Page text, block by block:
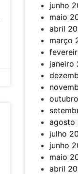
junho
maio
abril
março
janeiro
agosto
julho
junho
maio
abril